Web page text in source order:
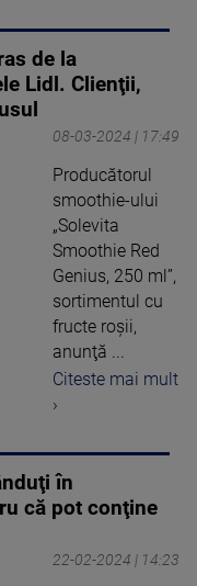
de la
Lidl. Clienţii,
08-03-2024 | 17:49
Producătorul
smoothie-ului
„Solevita
Smoothie Red
Genius, 250 ml”,
sortimentul cu
fructe roşii,
anunţă ...
Citeste mai mult
›
în
că pot conţine
22-02-2024 | 14:23